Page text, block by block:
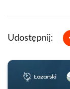
Udostępnij: